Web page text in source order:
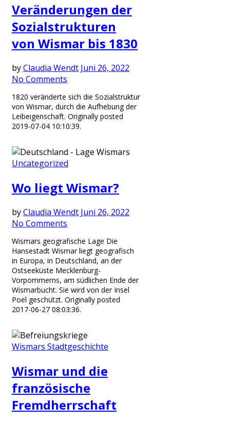
Veränderungen der
Sozialstrukturen
von Wismar bis 1830
byClaudia Wendt Juni 26, 2022
No Comments
1820 veränderte sich die Sozialstruktur
von Wismar, durch die Aufhebung der
Leibeigenschaft. Originally posted
2019-07-04 10:10:39.
Uncategorized
Wo liegt Wismar?
byClaudia Wendt Juni 26, 2022
No Comments
Wismars geografische Lage Die
Hansestadt Wismar liegt geografisch
in Europa, in Deutschland, an der
Ostseeküste Mecklenburg-
Vorpommerns, am südlichen Ende der
Wismarbucht. Sie wird von der Insel
Poel geschützt. Originally posted
2017-06-27 08:03:36.
Wismars Stadtgeschichte
Wismar und die
französische
Fremdherrschaft